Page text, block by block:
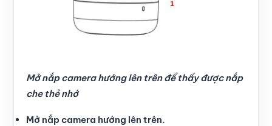
Mở nắp camera hướng lên trên để thấy được nắp
che thẻ nhớ
Mở nắp camera hướng lên trên.